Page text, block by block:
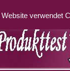
Website verwendet